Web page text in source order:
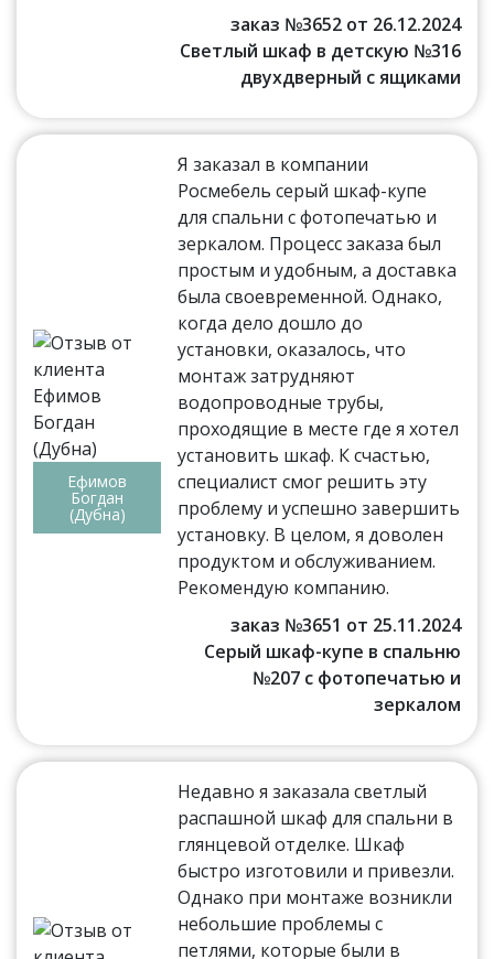
заказ №3652 от 26.12.2024
Светлый шкаф в детскую №316
двухдверный с ящиками
Ефимов
Богдан
(Дубна)
Я заказал в компании
Росмебель серый шкаф-купе
для спальни с фотопечатью и
зеркалом. Процесс заказа был
простым и удобным, а доставка
была своевременной. Однако,
когда дело дошло до
установки, оказалось, что
монтаж затрудняют
водопроводные трубы,
проходящие в месте где я хотел
установить шкаф. К счастью,
специалист смог решить эту
проблему и успешно завершить
установку. В целом, я доволен
продуктом и обслуживанием.
Рекомендую компанию.
заказ №3651 от 25.11.2024
Серый шкаф-купе в спальню
№207 с фотопечатью и
зеркалом
Недавно я заказала светлый
распашной шкаф для спальни в
глянцевой отделке. Шкаф
быстро изготовили и привезли.
Однако при монтаже возникли
небольшие проблемы с
петлями, которые были в